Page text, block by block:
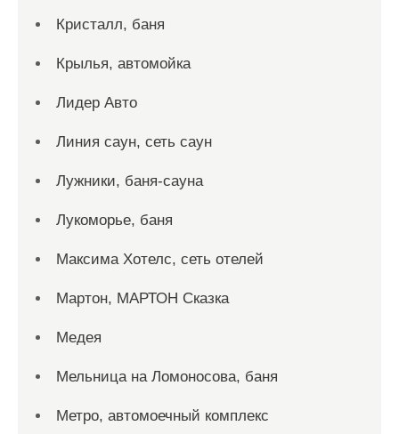
Кристалл, баня
Крылья, автомойка
Лидер Авто
Линия саун, сеть саун
Лужники, баня-сауна
Лукоморье, баня
Максима Хотелс, сеть отелей
Мартон, МАРТОН Сказка
Медея
Мельница на Ломоносова, баня
Метро, автомоечный комплекс